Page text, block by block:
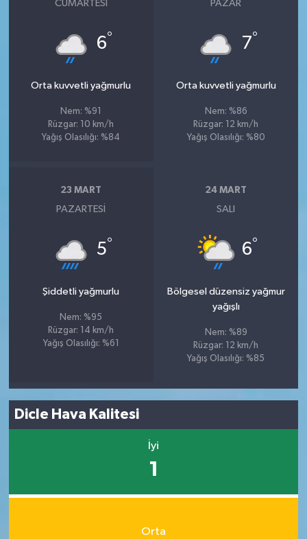
CUMARTESI
6°
Orta kuvvetli yağmurlu
Nem: %91
Rüzgar: 10 km/h
Yağış Olasılığı: %84
PAZAR
7°
Orta kuvvetli yağmurlu
Nem: %86
Rüzgar: 12 km/h
Yağış Olasılığı: %80
23 MART
PAZARTESI
5°
Şiddetli yağmurlu
Nem: %95
Rüzgar: 14 km/h
Yağış Olasılığı: %61
24 MART
SALI
6°
Bölgesel düzensiz yağmur
yağışlı
Nem: %89
Rüzgar: 12 km/h
Yağış Olasılığı: %85
Dicle Hava Kalitesi
İyi
1
Orta